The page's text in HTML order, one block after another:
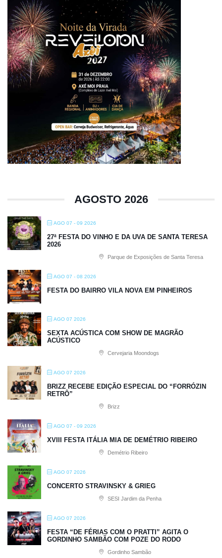
AGOSTO 2026
AGO 07 - 09 2026
27ª FESTA DO VINHO E DA UVA DE SANTA TERESA
2026
Parque de Exposições de Santa Teresa
AGO 07 - 08 2026
FESTA DO BAIRRO VILA NOVA EM PINHEIROS
AGO 07 2026
SEXTA ACÚSTICA COM SHOW DE MAGRÃO
ACÚSTICO
Cervejaria Moondogs
AGO 07 2026
BRIZZ RECEBE EDIÇÃO ESPECIAL DO “FORRÓZIN
RETRÔ”
Brizz
AGO 07 - 09 2026
XVIII FESTA ITÁLIA MIA DE DEMÉTRIO RIBEIRO
Demétrio Ribeiro
AGO 07 2026
CONCERTO STRAVINSKY & GRIEG
SESI Jardim da Penha
AGO 07 2026
FESTA “DE FÉRIAS COM O PRATTI” AGITA O
GORDINHO SAMBÃO COM POZE DO RODO
Gordinho Sambão